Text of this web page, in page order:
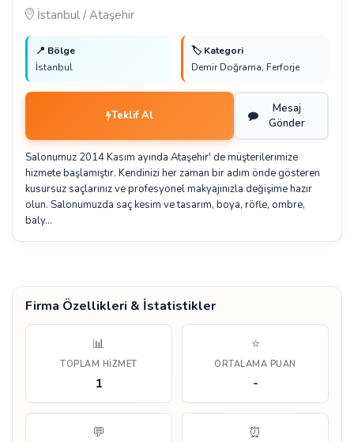
İstanbul / Ataşehir
📍 Bölge
İstanbul
🏷️ Kategori
Demir Doğrama, Ferforje
Teklif Al
Mesaj
Gönder
Salonumuz 2014 Kasım ayında Ataşehir' de müşterilerimize
hizmete başlamıştır. Kendinizi her zaman bir adım önde gösteren
kusursuz saçlarınız ve profesyonel makyajınızla değişime hazır
olun. Salonumuzda saç kesim ve tasarım, ​boya, röfle, ombre,
baly…
Firma Özellikleri & İstatistikler
📊
TOPLAM HIZMET
1
⭐
ORTALAMA PUAN
-
💬 ⏰